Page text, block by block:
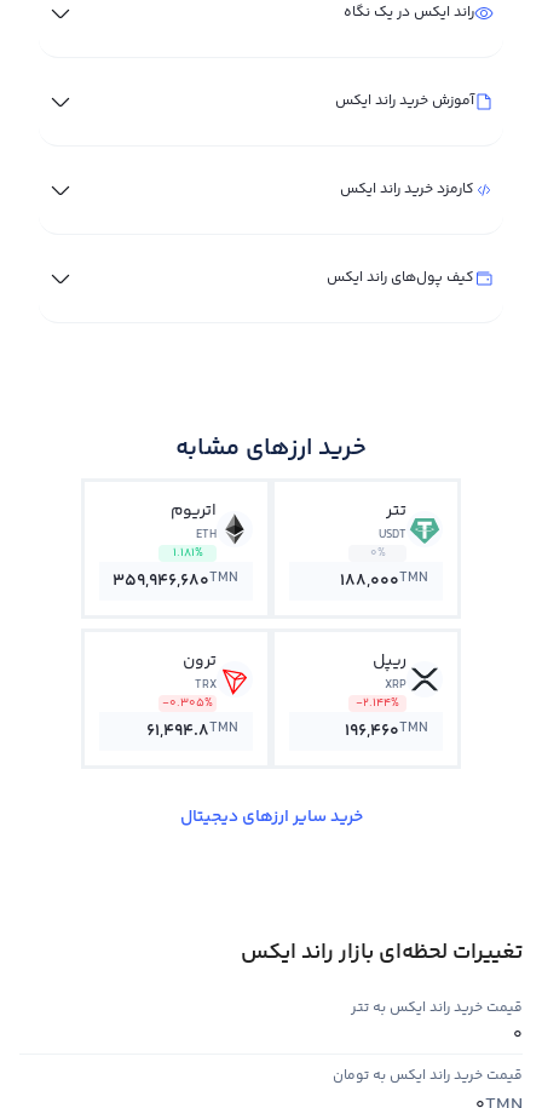
راند ایکس در یک نگاه
آموزش خرید راند ایکس
کارمزد خرید راند ایکس
کیف پول‌های راند ایکس
خرید ارزهای مشابه
تتر
USDT
0%
188,000TMN
اتریوم
ETH
1.181%
359,946,680TMN
ریپل
XRP
-2.144%
196,460TMN
ترون
TRX
-0.305%
61,494.8TMN
خرید سایر ارزهای دیجیتال
تغییرات لحظه‌ای بازار راند ایکس
قیمت خرید راند ایکس به تتر
0
قیمت خرید راند ایکس به تومان